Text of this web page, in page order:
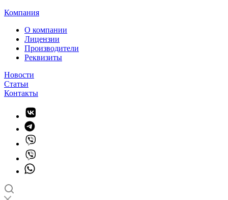
Компания
О компании
Лицензии
Производители
Реквизиты
Новости
Статьи
Контакты